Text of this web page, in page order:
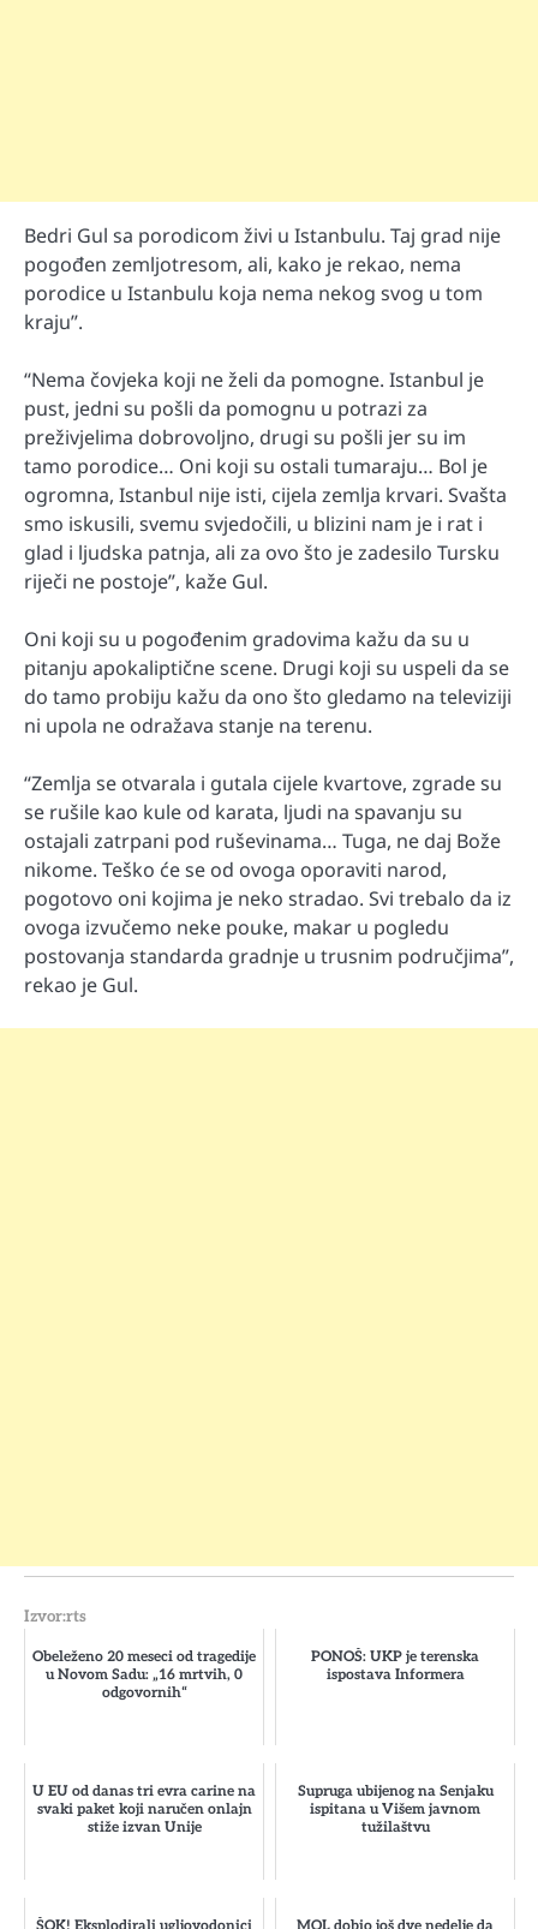
Bedri Gul sa porodicom živi u Istanbulu. Taj grad nije
pogođen zemljotresom, ali, kako je rekao, nema
porodice u Istanbulu koja nema nekog svog u tom
kraju”.
“Nema čovjeka koji ne želi da pomogne. Istanbul je
pust, jedni su pošli da pomognu u potrazi za
preživjelima dobrovoljno, drugi su pošli jer su im
tamo porodice… Oni koji su ostali tumaraju… Bol je
ogromna, Istanbul nije isti, cijela zemlja krvari. Svašta
smo iskusili, svemu svjedočili, u blizini nam je i rat i
glad i ljudska patnja, ali za ovo što je zadesilo Tursku
riječi ne postoje”, kaže Gul.
Oni koji su u pogođenim gradovima kažu da su u
pitanju apokaliptične scene. Drugi koji su uspeli da se
do tamo probiju kažu da ono što gledamo na televiziji
ni upola ne odražava stanje na terenu.
“Zemlja se otvarala i gutala cijele kvartove, zgrade su
se rušile kao kule od karata, ljudi na spavanju su
ostajali zatrpani pod ruševinama… Tuga, ne daj Bože
nikome. Teško će se od ovoga oporaviti narod,
pogotovo oni kojima je neko stradao. Svi trebalo da iz
ovoga izvučemo neke pouke, makar u pogledu
postovanja standarda gradnje u trusnim područjima”,
rekao je Gul.
Izvor:rts
Obeleženo 20 meseci od tragedije
u Novom Sadu: „16 mrtvih, 0
odgovornih“
PONOŠ: UKP je terenska
ispostava Informera
U EU od danas tri evra carine na
svaki paket koji naručen onlajn
stiže izvan Unije
Supruga ubijenog na Senjaku
ispitana u Višem javnom
tužilaštvu